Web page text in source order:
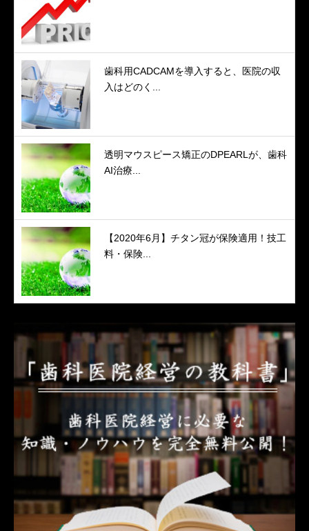
歯科用CADCAMを導入すると、医院の収
入はどのく...
透明マウスピース矯正のDPEARLが、歯科
AI治療...
【2020年6月】チタン冠が保険適用！技工
料・保険...